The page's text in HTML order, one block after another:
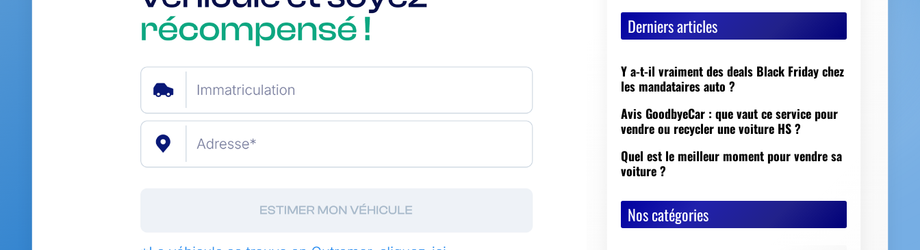
Derniers articles
Y a-t-il vraiment des deals Black Friday chez
les mandataires auto ?
Avis GoodbyeCar : que vaut ce service pour
vendre ou recycler une voiture HS ?
Quel est le meilleur moment pour vendre sa
voiture ?
Nos catégories